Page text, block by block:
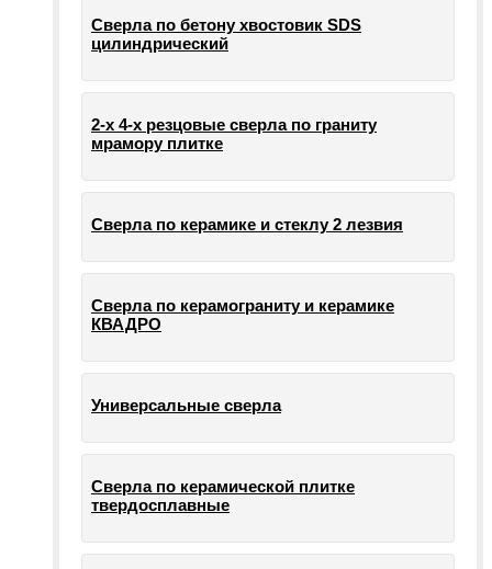
Сверла по бетону хвостовик SDS
цилиндрический
2-х 4-х резцовые сверла по граниту
мрамору плитке
Сверла по керамике и стеклу 2 лезвия
Сверла по керамограниту и керамике
КВАДРО
Универсальные сверла
Сверла по керамической плитке
твердосплавные